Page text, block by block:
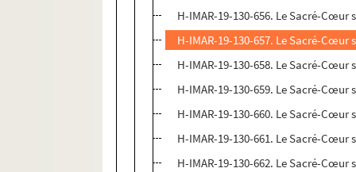
H-IMAR-19-130-656. Le Sacré-Cœur
H-IMAR-19-130-657. Le Sacré-Cœur
H-IMAR-19-130-658. Le Sacré-Cœur
H-IMAR-19-130-659. Le Sacré-Cœur
H-IMAR-19-130-660. Le Sacré-Cœur
H-IMAR-19-130-661. Le Sacré-Cœur
H-IMAR-19-130-662. Le Sacré-Cœur